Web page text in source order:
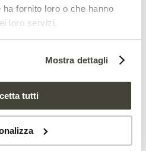
fornito loro o che hanno
loro servizi.
Mostra dettagli
tutti
Soil Foundation ed
anche all’interno
piatto”,
isole, 16 postazioni,
e 54 giochi e
Piemonte e il